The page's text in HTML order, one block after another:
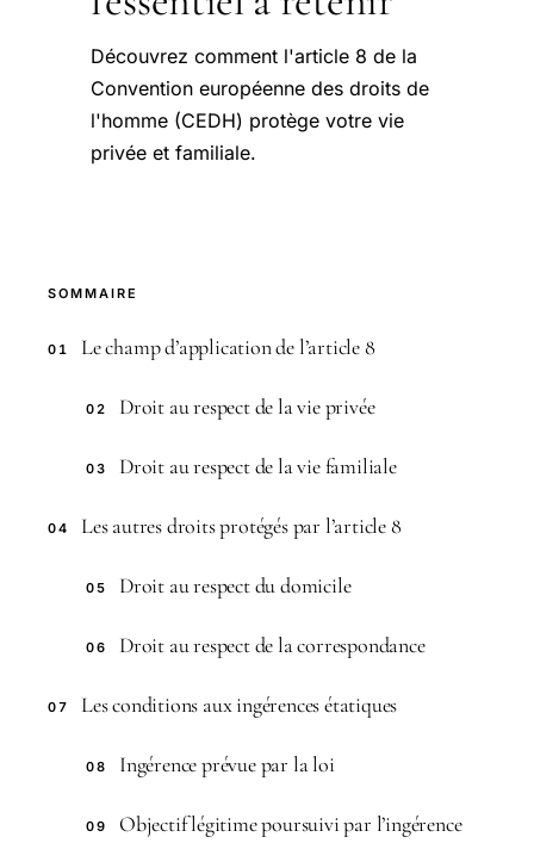
Découvrez comment l'article 8 de la
Convention européenne des droits de
l'homme (CEDH) protège votre vie
privée et familiale.
SOMMAIRE
01 Le champ d’application de l’article 8
02 Droit au respect de la vie privée
03 Droit au respect de la vie familiale
04 Les autres droits protégés par l’article 8
05 Droit au respect du domicile
06 Droit au respect de la correspondance
07 Les conditions aux ingérences étatiques
08 Ingérence prévue par la loi
09 Objectif légitime poursuivi par l’ingérence